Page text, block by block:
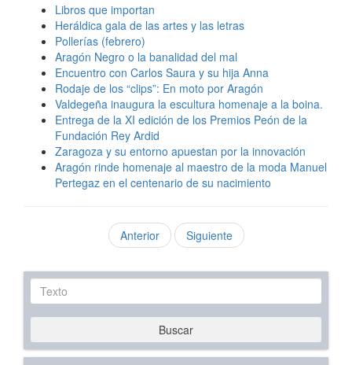
Libros que importan
Heráldica gala de las artes y las letras
Pollerías (febrero)
Aragón Negro o la banalidad del mal
Encuentro con Carlos Saura y su hija Anna
Rodaje de los “clips”: En moto por Aragón
Valdegeña inaugura la escultura homenaje a la boina.
Entrega de la XI edición de los Premios Peón de la
Fundación Rey Ardid
Zaragoza y su entorno apuestan por la innovación
Aragón rinde homenaje al maestro de la moda Manuel
Pertegaz en el centenario de su nacimiento
Anterior Siguiente
Texto
Buscar